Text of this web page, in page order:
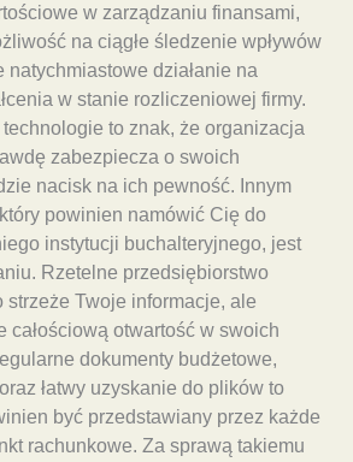
w zarządzaniu finansami,
na ciągłe śledzenie wpływów
natychmiastowe działanie na
w stanie rozliczeniowej firmy.
to znak, że organizacja
zabezpiecza o swoich
nacisk na ich pewność. Innym
powinien namówić Cię do
instytucji buchalteryjnego, jest
Rzetelne przedsiębiorstwo
strzeże Twoje informacje, ale
całościową otwartość w swoich
dokumenty budżetowe,
łatwy uzyskanie do plików to
być przedstawiany przez każde
rachunkowe. Za sprawą takiemu